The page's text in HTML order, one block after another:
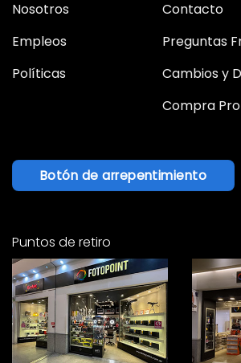
Nosotros
Empleos
Políticas
Contacto
Preguntas
Cambios y
Compra
Botón de arrepentimiento
Puntos de retiro